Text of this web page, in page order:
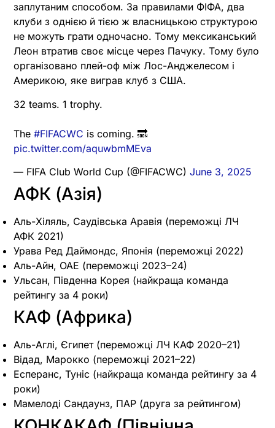
заплутаним способом. За правилами ФІФА, два
клуби з однією й тією ж власницькою структурою
не можуть грати одночасно. Тому мексиканський
Леон втратив своє місце через Пачуку. Тому було
організовано плей-оф між Лос-Анджелесом і
Америкою, яке виграв клуб з США.
32 teams. 1 trophy.
The #FIFACWC is coming. 🔜
pic.twitter.com/aquwbmMEva
— FIFA Club World Cup (@FIFACWC) June 3, 2025
АФК (Азія)
Аль-Хіляль, Саудівська Аравія (переможці ЛЧ
АФК 2021)
Урава Ред Даймондс, Японія (переможці 2022)
Аль-Айн, ОАЕ (переможці 2023–24)
Ульсан, Південна Корея (найкраща команда
рейтингу за 4 роки)
КАФ (Африка)
Аль-Аглі, Єгипет (переможці ЛЧ КАФ 2020–21)
Відад, Марокко (переможці 2021–22)
Есперанс, Туніс (найкраща команда рейтингу за 4
роки)
Мамелоді Сандаунз, ПАР (друга за рейтингом)